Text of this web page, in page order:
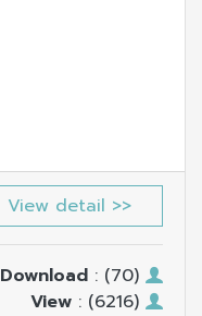
View detail >>
Download : (70)
View : (6216)